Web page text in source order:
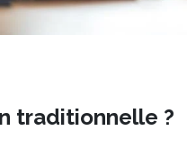
traditionnelle ?